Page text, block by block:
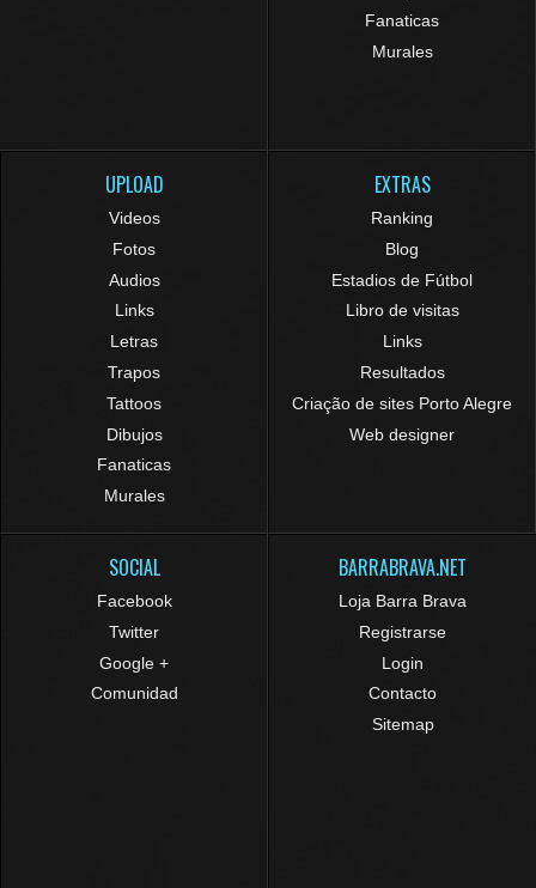
Fanaticas
Murales
UPLOAD
Videos
Fotos
Audios
Links
Letras
Trapos
Tattoos
Dibujos
Fanaticas
Murales
EXTRAS
Ranking
Blog
Estadios de Fútbol
Libro de visitas
Links
Resultados
Criação de sites Porto Alegre
Web designer
SOCIAL
Facebook
Twitter
Google +
Comunidad
BARRABRAVA.NET
Loja Barra Brava
Registrarse
Login
Contacto
Sitemap